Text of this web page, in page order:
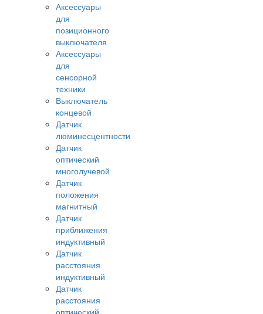
Аксессуары
для
позиционного
выключателя
Аксессуары
для
сенсорной
техники
Выключатель
концевой
Датчик
люминесцентности
Датчик
оптический
многолучевой
Датчик
положения
магнитный
Датчик
приближения
индуктивный
Датчик
расстояния
индуктивный
Датчик
расстояния
оптический